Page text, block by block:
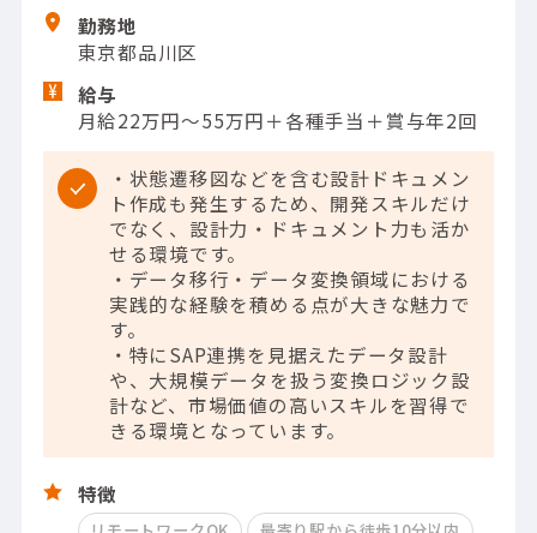
勤務地
東京都品川区
給与
月給22万円～55万円＋各種手当＋賞与年2回
・状態遷移図などを含む設計ドキュメン
ト作成も発生するため、開発スキルだけ
でなく、設計力・ドキュメント力も活か
せる環境です。
・データ移行・データ変換領域における
実践的な経験を積める点が大きな魅力で
す。
・特にSAP連携を見据えたデータ設計
や、大規模データを扱う変換ロジック設
計など、市場価値の高いスキルを習得で
きる環境となっています。
特徴